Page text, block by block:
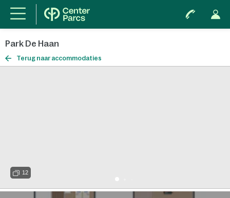
Park De Haan
Terug naar accommodaties
12